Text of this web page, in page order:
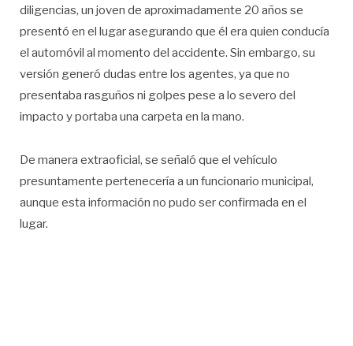
diligencias, un joven de aproximadamente 20 años se
presentó en el lugar asegurando que él era quien conducía
el automóvil al momento del accidente. Sin embargo, su
versión generó dudas entre los agentes, ya que no
presentaba rasguños ni golpes pese a lo severo del
impacto y portaba una carpeta en la mano.
De manera extraoficial, se señaló que el vehículo
presuntamente pertenecería a un funcionario municipal,
aunque esta información no pudo ser confirmada en el
lugar.